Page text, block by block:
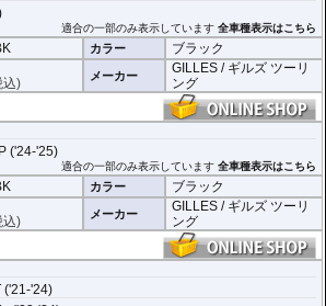
適合の一部のみ表示しています全車種表示はこちら
カラー ブラック
込) メーカー
GILLES / ギルズ ツーリ
ング
('24-'25)
適合の一部のみ表示しています全車種表示はこちら
カラー ブラック
込) メーカー
GILLES / ギルズ ツーリ
ング
('21-'24)